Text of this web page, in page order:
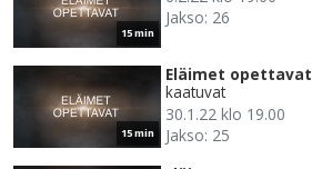
15 min
Jakso: 26
15 min
Eläimet opettavat
kaatuvat
30.1.22 klo 19.00
Jakso: 25